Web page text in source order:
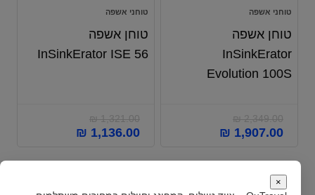
טוחני אשפה
טוחן אשפה
InSinkErator
Evolution 100S
₪2,349.00
₪ 1,907.00
טוחני אשפה
טוחן אשפה
InSinkErator ISE 56
₪1,321.00
₪ 1,136.00
×